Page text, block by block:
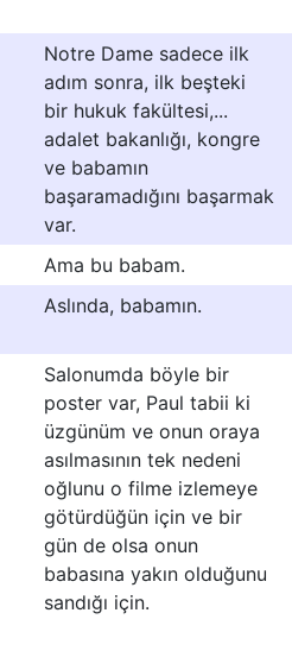
Notre Dame sadece ilk
adım sonra, ilk beşteki
bir hukuk fakültesi,...
adalet bakanlığı, kongre
ve babamın
başaramadığını başarmak
var.
Ama bu babam.
Aslında, babamın.
Salonumda böyle bir
poster var, Paul tabii ki
üzgünüm ve onun oraya
asılmasının tek nedeni
oğlunu o filme izlemeye
götürdüğün için ve bir
gün de olsa onun
babasına yakın olduğunu
sandığı için.